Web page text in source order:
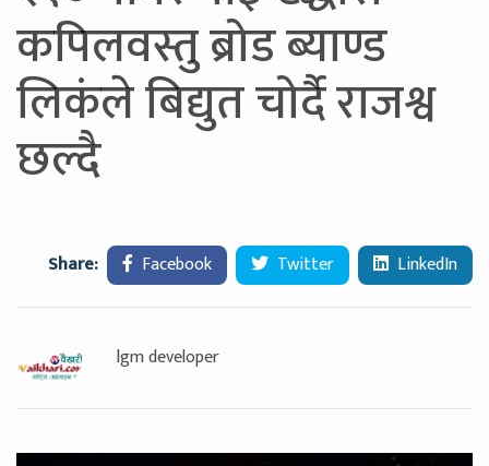
कपिलवस्तु ब्रोड ब्याण्ड
लिकंले बिद्युत चोर्दै राजश्व
छल्दै
Share: Facebook Twitter LinkedIn
lgm developer